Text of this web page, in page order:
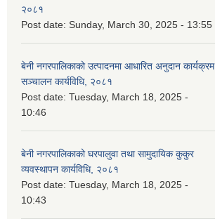
२०८१
Post date: Sunday, March 30, 2025 - 13:55
बेनी नगरपालिकाको उत्पादनमा आधारित अनुदान कार्यक्रम
सञ्‍चालन कार्यविधि, २०८१
Post date: Tuesday, March 18, 2025 -
10:46
बेनी नगरपालिकाको घरपालुवा तथा सामुदायिक कुकुर
व्यवस्थापन कार्यविधि, २०८१
Post date: Tuesday, March 18, 2025 -
10:43